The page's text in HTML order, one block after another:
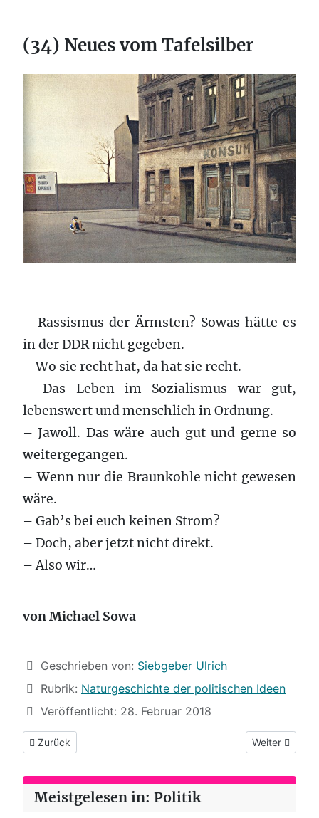
(34) Neues vom Tafelsilber
– Rassismus der Ärmsten? Sowas hätte es
in der DDR nicht gegeben.
– Wo sie recht hat, da hat sie recht.
– Das Leben im Sozialismus war gut,
lebenswert und menschlich in Ordnung.
– Jawoll. Das wäre auch gut und gerne so
weitergegangen.
– Wenn nur die Braunkohle nicht gewesen
wäre.
– Gab’s bei euch keinen Strom?
– Doch, aber jetzt nicht direkt.
– Also wir…
von Michael Sowa
Details
Geschrieben von: Siebgeber Ulrich
Rubrik: Naturgeschichte der politischen Ideen
Veröffentlicht: 28. Februar 2018
Vorheriger Beitrag: (33) Die Regierung steht
Zurück Nächster
Weiter
Meistgelesen in: Politik